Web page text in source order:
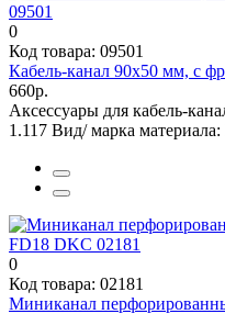
0
Код товара: 09501
Кабель-канал 90х50 мм, с
660р.
Аксессуары для кабель-
1.117 Вид/ марка материала:
0
Код товара: 02181
Миниканал